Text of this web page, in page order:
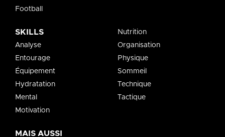
Football
SKILLS
Analyse
Entourage
Équipement
Hydratation
Mental
Motivation
Nutrition
Organisation
Physique
Sommeil
Technique
Tactique
MAIS AUSSI